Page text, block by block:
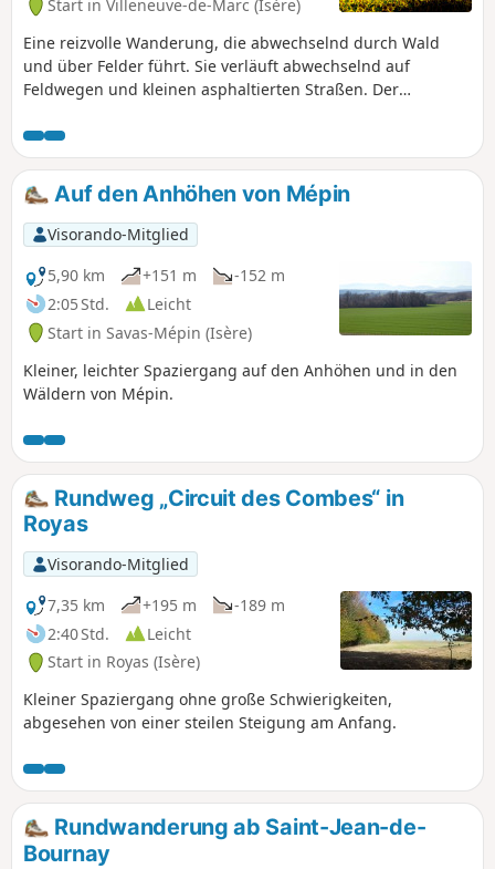
Start in Villeneuve-de-Marc (Isère)
Eine reizvolle Wanderung, die abwechselnd durch Wald
und über Felder führt. Sie verläuft abwechselnd auf
Feldwegen und kleinen asphaltierten Straßen. Der
Abschnitte und ist daher nicht allzu anstrengend.
Auf den Anhöhen von Mépin
Visorando-Mitglied
5,90 km
+151 m
-152 m
2:05 Std.
Leicht
Start in Savas-Mépin (Isère)
Kleiner, leichter Spaziergang auf den Anhöhen und in den
Wäldern von Mépin.
Rundweg „Circuit des Combes“ in
Royas
Visorando-Mitglied
7,35 km
+195 m
-189 m
2:40 Std.
Leicht
Start in Royas (Isère)
Kleiner Spaziergang ohne große Schwierigkeiten,
abgesehen von einer steilen Steigung am Anfang.
Rundwanderung ab Saint-Jean-de-
Bournay